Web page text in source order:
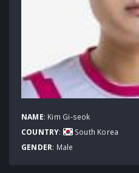
NAME: Kim Gi-seok
COUNTRY:
South Korea
GENDER: Male